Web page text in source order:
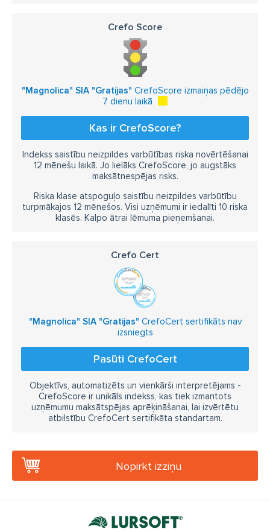
Crefo Score
"Magnolica" SIA "Gratijas" CrefoScore izmaiņas pēdējo
7 dienu laikā
Kas ir CrefoScore?
Indekss saistību neizpildes varbūtības riska novērtēšanai
12 mēnešu laikā. Jo lielāks CrefoScore, jo augstāks
maksātnespējas risks.
Riska klase atspoguļo saistību neizpildes varbūtību
turpmākajos 12 mēnešos. Visi uzņēmumi ir iedalīti 10 riska
klasēs. Kalpo ātrai lēmuma pieņemšanai.
Crefo Cert
"Magnolica" SIA "Gratijas" CrefoCert sertifikāts nav
izsniegts
Pasūti CrefoCert
Objektīvs, automatizēts un vienkārši interpretējams -
CrefoScore ir unikāls indekss, kas tiek izmantots
uzņēmumu maksātspējas aprēķināšanai, lai izvērtētu
atbilstību CrefoCert sertifikāta standartam.
Nopirkt izziņu